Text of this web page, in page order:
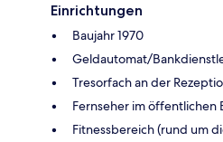
Einrichtungen
Baujahr 1970
Geldautomat/
Tresorfach an der
Fernseher im öffentlichen
Fitnessbereich (rund um